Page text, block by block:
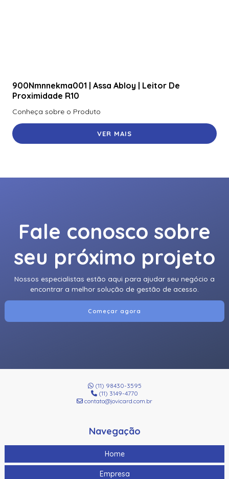
900Nmnnekma001 | Assa Abloy | Leitor De
Proximidade R10
Conheça sobre o Produto
VER MAIS
Fale conosco sobre
seu próximo projeto
Nossos especialistas estão aqui para ajudar seu negócio a
encontrar a melhor solução de gestão de acesso.
Começar agora
(11) 98430-3595
(11) 3149-4770
contato@jovicard.com.br
Navegação
Home
Empresa